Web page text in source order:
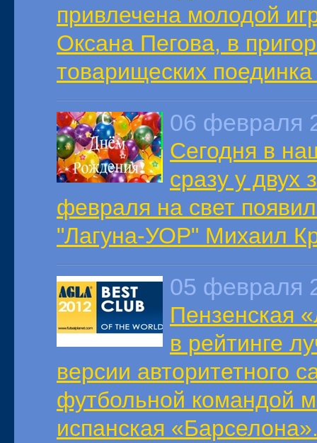
привлечена молодой
Оксана Пегова, в
товарищеских
06 февраля
Сегодня в
сразу у двух
февраля на свет
"Лагуна-УОР" Михаил
05 февраля
Пензенская
в рейтинге
версии авторитетного
футбольной командой
испанская